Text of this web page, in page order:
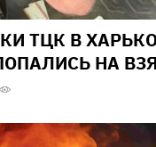
ТЦК В
НА